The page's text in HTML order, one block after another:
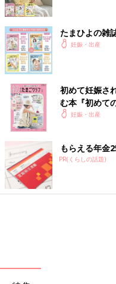
たまひよの雑
妊娠・出産
初めて妊娠さ
む本『初めて
妊娠・出産
もらえる年金
PR(くらしの話題)